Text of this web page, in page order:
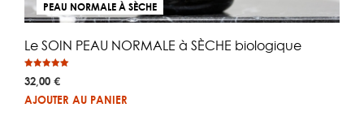
PEAU NORMALE À SÈCHE
Le SOIN PEAU NORMALE à SÈCHE biologique
5.00
32,00 €
AJOUTER AU PANIER